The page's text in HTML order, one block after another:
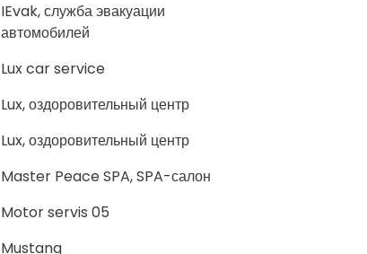
IEvak, служба эвакуации
автомобилей
Lux car service
Lux, оздоровительный центр
Lux, оздоровительный центр
Master Peace SPA, SPA-салон
Motor servis 05
Mustang